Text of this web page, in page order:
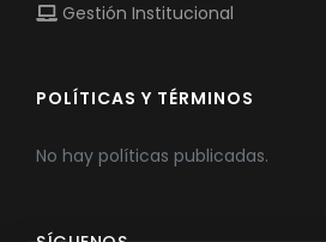
Gestión Institucional
POLÍTICAS Y TÉRMINOS
No hay políticas publicadas.